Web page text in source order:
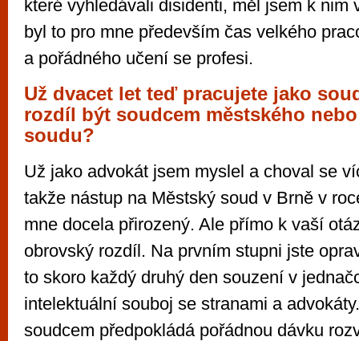
které vyhledávali disidenti, měl jsem k nim
byl to pro mne především čas velkého
a pořádného učení se profesi.
Už dvacet let teď pracujete jako
rozdíl být soudcem městského
soudu?
Už jako advokát jsem myslel a choval se
takže nástup na Městský soud v Brně v
mne docela přirozený. Ale přímo k vaší
obrovský rozdíl. Na prvním stupni jste
to skoro každý druhý den souzení v
intelektuální souboj se stranami a
soudcem předpokládá pořádnou dávku